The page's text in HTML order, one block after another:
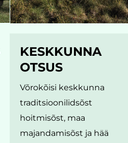
KESKKUNNA
OTSUS
Võrokõisi keskkunna
traditsioonilidsõst
hoitmisõst, maa
majandamisõst ja hää